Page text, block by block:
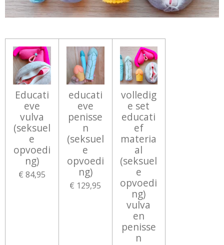
Educati
eve
vulva
(seksuel
e
opvoedi
ng)
€ 84,95
educati
eve
penisse
n
(seksuel
e
opvoedi
ng)
€ 129,95
volledig
e set
educati
ef
materia
al
(seksuel
e
opvoedi
ng)
vulva
en
penisse
n